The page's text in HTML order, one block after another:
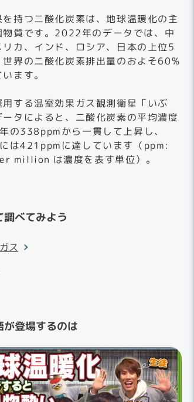
持つ二酸化炭素は、地球温暖化の主
物質です。2022年のデータでは、中
リカ、インド、ロシア、日本の上位5
世界の二酸化炭素排出量のおよそ60%
ます。
用する温室効果ガス観測衛星「いぶ
ータによると、二酸化炭素の平均濃度
の338ppmから一貫して上昇し、
は421ppmに達しています（ppm:
million は濃度を表す単位）。
調べてみよう
ス
が登場するのは